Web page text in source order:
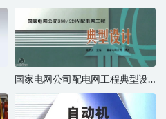
国家电网公司配电网工程典型设
计